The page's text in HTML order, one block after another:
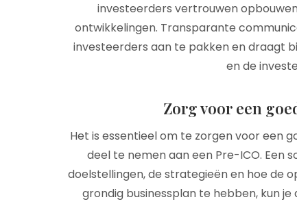
investeerders vertrouwen
ontwikkelingen. Transparante
investeerders aan te pakken en draagt
en de
Zorg voor een
Het is essentieel om te zorgen voor een
deel te nemen aan een Pre-ICO. Een
doelstellingen, de strategieën en hoe de
grondig businessplan te hebben, kun